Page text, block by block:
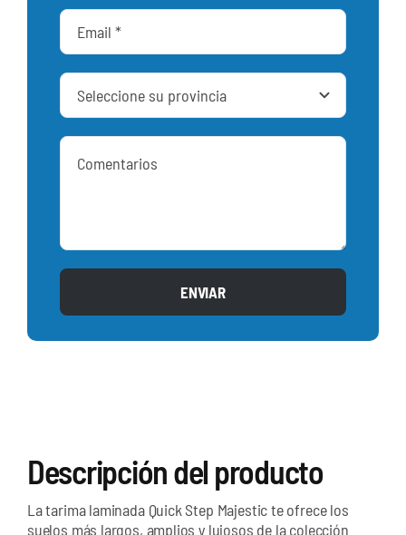
ENVIAR
Descripción del producto
La tarima laminada Quick Step Majestic te ofrece los
suelos más largos, amplios y lujosos de la colección